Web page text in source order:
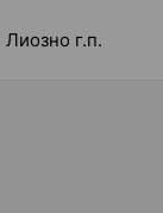
Лиозно г.п.